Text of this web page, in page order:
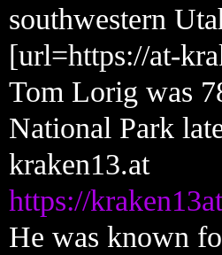
southwestern
[url=https://at-
Tom Lorig was
National Park
kraken13.at
https://
He was known